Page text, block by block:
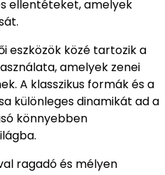
ellentéteket, amelyek
eszközök közé tartozik a
amelyek zenei
A klasszikus formák és a
különleges dinamikát ad a
könnyebben
ragadó és mélyen